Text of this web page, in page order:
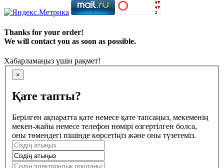
Thanks for your order!
We will contact you as soon as possible.
Хабарламаңыз үшін рақмет!
×
Қате тапты?
Берілген ақпаратта қате немесе қате тапсаңыз, мекеменің
мекен-жайы немесе телефон нөмірі өзгертілген болса,
оны төмендегі пішінде көрсетіңіз және оны түзетеміз.